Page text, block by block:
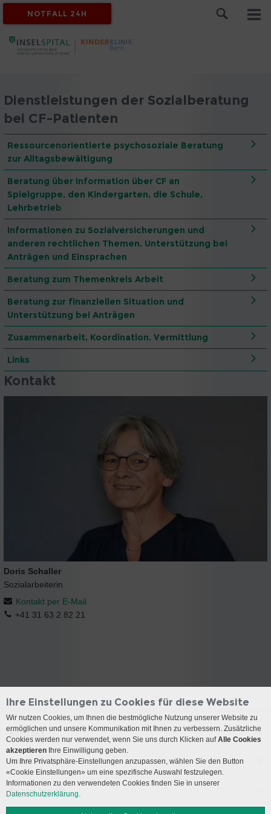
NOTFALL 24H
Dienstleistungen der Sozialberatung
bei CF-Patienten
Ressourcenorientierte psychosoziale Beratung
zur Alltagsbewältigung
Beratung über Information über CF an
Spielgruppe, den Kindergarten, die Schule,
Lehrbetrieb
Informationen zu Sozialversicherungen und
anderen rechtlichen Themen, Unterstützung bei
Anträgen und Einsprachen
Beratung zum Themenkreis Arbeit
Beratung zur finanziellen Situation und
Unterstützung bei Anträgen
Zusammenarbeit, Koordination, Vermittlung
Links
Kontakt
Doris Schaller
Sozialarbeiterin
Kontakt per E-Mail
+41 31 63 2 82 21
Kontakt
Anreise
Social Media
Ihre Einstellungen zu Cookies für diese Website
Wir nutzen Cookies, um Ihnen die bestmögliche Nutzung unserer Website zu
ermöglichen und unsere Kommunikation mit Ihnen zu verbessern. Zusätzliche
Cookies werden nur verwendet, wenn Sie uns durch Klicken aufAlle Cookies
akzeptieren Ihre Einwilligung geben.
Um Ihre Privatsphäre-Einstellungen anzupassen, wählen Sie den Button
«Cookie Einstellungen» um eine spezifische Auswahl festzulegen.
Informationen zu den verwendeten Cookies finden Sie in unserer
Datenschutzerklärung.